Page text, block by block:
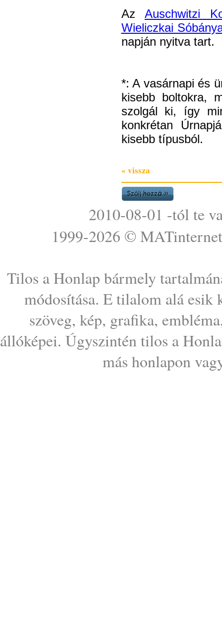
Az Auschwitzi
Wieliczkai
napján nyitva tart.
*: A vasárnapi és
kisebb boltokra,
szolgál ki, így
konkrétan
kisebb típusból.
« vissza
2010-08-01 -tól te
1999-2026 © MATinternet
Tilos a Honlap bármely
módosítása. E tilalom alá esik
szöveg, kép, grafika,
állóképei. Úgyszintén tilos a
más honlapon